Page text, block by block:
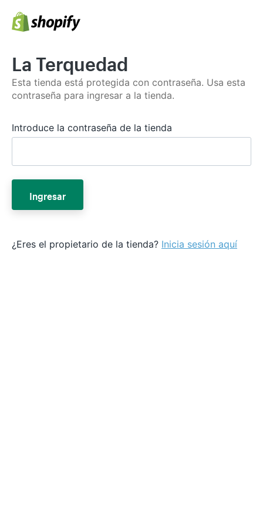
La Terquedad
Esta tienda está protegida con contraseña. Usa esta
contraseña para ingresar a la tienda.
Introduce la contraseña de la tienda
Ingresar
¿Eres el propietario de la tienda? Inicia sesión aquí